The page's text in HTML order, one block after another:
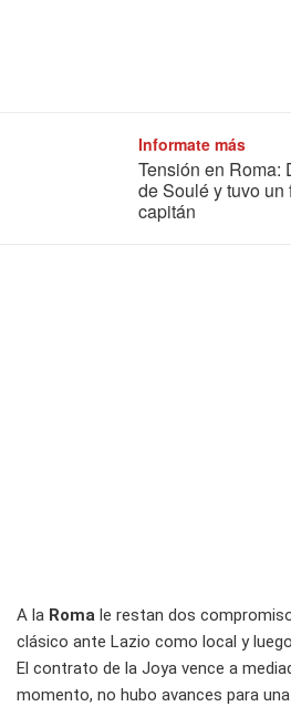
Informate más
Tensión en Roma:
de Soulé y tuvo un
capitán
A la Roma le restan dos
clásico ante Lazio como local y
El contrato de la Joya vence a
momento, no hubo avances para